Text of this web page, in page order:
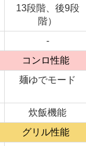
13段階、後9段
階）
-
コンロ性能
麺ゆでモード
炊飯機能
グリル性能